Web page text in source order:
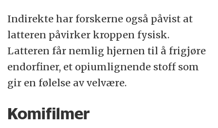
Indirekte har forskerne også påvist at
latteren påvirker kroppen fysisk.
Latteren får nemlig hjernen til å frigjøre
endorfiner, et opiumlignende stoff som
gir en følelse av velvære.
Komifilmer